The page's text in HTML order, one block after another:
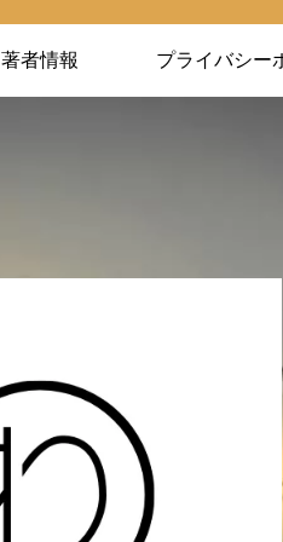
著者情報 プライバシー